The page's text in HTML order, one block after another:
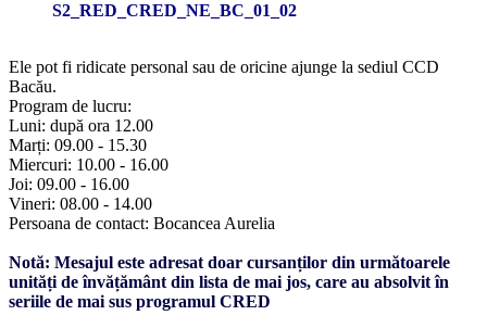
S2_RED_CRED_NE_BC_01_02
Ele pot fi ridicate personal sau de oricine ajunge la sediul CCD
Bacău.
Program de lucru:
Luni: după ora 12.00
Marți: 09.00 - 15.30
Miercuri: 10.00 - 16.00
Joi: 09.00 - 16.00
Vineri: 08.00 - 14.00
Persoana de contact: Bocancea Aurelia
Notă: Mesajul este adresat doar cursanților din următoarele
unități de învățământ din lista de mai jos, care au absolvit în
seriile de mai sus programul CRED